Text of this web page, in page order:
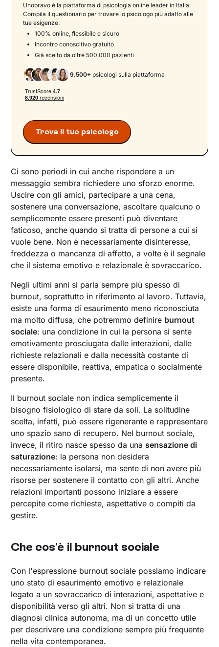
Unobravo è la piattaforma di psicologia online leader in Italia.
Compila il questionario per trovare lo psicologo più adatto alle
tue esigenze.
Trova il tuo psicologo
100% online, flessibile e sicuro
Incontro conoscitivo gratuito
Già scelto da oltre 500.000 pazienti
9.500+ psicologi sulla piattaforma
Ci sono periodi in cui anche rispondere a un
messaggio sembra richiedere uno sforzo enorme.
Uscire con gli amici, partecipare a una cena,
sostenere una conversazione, ascoltare qualcuno o
semplicemente essere presenti può diventare
faticoso, anche quando si tratta di persone a cui si
vuole bene. Non è necessariamente disinteresse,
freddezza o mancanza di affetto, a volte è il segnale
che il sistema emotivo e relazionale è sovraccarico.
Negli ultimi anni si parla sempre più spesso di
burnout, soprattutto in riferimento al lavoro. Tuttavia,
esiste una forma di esaurimento meno riconosciuta
ma molto diffusa, che potremmo definire burnout
sociale: una condizione in cui la persona si sente
emotivamente prosciugata dalle interazioni, dalle
richieste relazionali e dalla necessità costante di
essere disponibile, reattiva, empatica o socialmente
presente.
Il burnout sociale non indica semplicemente il
bisogno fisiologico di stare da soli. La solitudine
scelta, infatti, può essere rigenerante e rappresentare
uno spazio sano di recupero. Nel burnout sociale,
invece, il ritiro nasce spesso da una sensazione di
saturazione: la persona non desidera
necessariamente isolarsi, ma sente di non avere più
risorse per sostenere il contatto con gli altri. Anche
relazioni importanti possono iniziare a essere
percepite come richieste, aspettative o compiti da
gestire.
Che cos'è il burnout sociale
Con l'espressione burnout sociale possiamo indicare
uno stato di esaurimento emotivo e relazionale
legato a un sovraccarico di interazioni, aspettative e
disponibilità verso gli altri. Non si tratta di una
diagnosi clinica autonoma, ma di un concetto utile
per descrivere una condizione sempre più frequente
nella vita contemporanea.